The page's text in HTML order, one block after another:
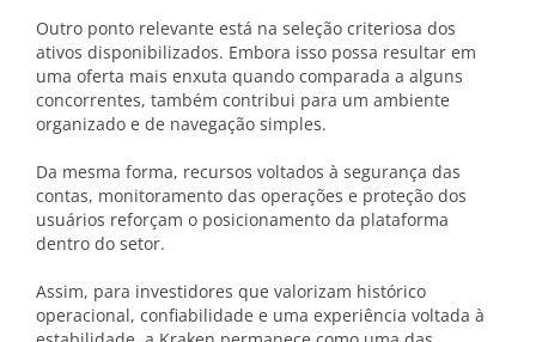
Outro ponto relevante está na seleção criteriosa dos
ativos disponibilizados. Embora isso possa resultar em
uma oferta mais enxuta quando comparada a alguns
concorrentes, também contribui para um ambiente
organizado e de navegação simples.
Da mesma forma, recursos voltados à segurança das
contas, monitoramento das operações e proteção dos
usuários reforçam o posicionamento da plataforma
dentro do setor.
Assim, para investidores que valorizam histórico
operacional, confiabilidade e uma experiência voltada à